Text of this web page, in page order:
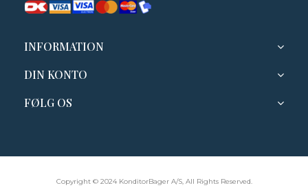
INFORMATION
DIN KONTO
FØLG OS
Copyright © 2024 KonditorBager A/S, All Rights Reserved.